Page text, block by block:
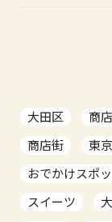
大田区 商
商店街
東
おでかけスポ
スイーツ